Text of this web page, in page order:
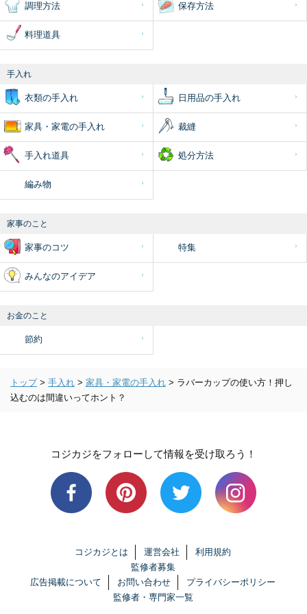
調理方法 保存方法
料理道具
手入れ
衣類の手入れ 日用品の手入れ
家具・家電の手入れ 裁縫
手入れ道具 処分方法
編み物
家事のこと
家事のコツ 特集
みんなのアイデア
お金のこと
節約
トップ > 手入れ > 家具・家電の手入れ > ラバーカップの使い方！押し
込むのは間違いってホント？
コジカジをフォローして情報を受け取ろう！
コジカジとは 運営会社
利用規約
監修者募集
広告掲載について
お問い合わせ
プライバシーポリシー
監修者・専門家一覧